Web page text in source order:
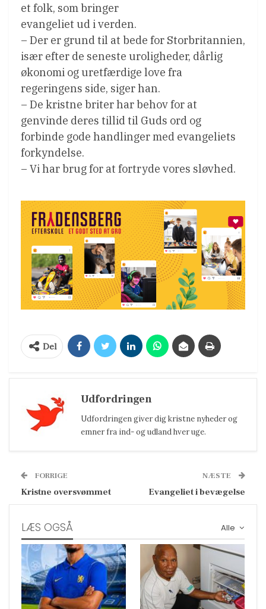
et folk, som bringer
evangeliet ud i verden.
– Der er grund til at bede for Storbritannien,
især efter de seneste uroligheder, dårlig
økonomi og uretfærdige love fra
regeringens side, siger han.
– De kristne briter har behov for at
genvinde deres tillid til Guds ord og
forbinde gode handlinger med evangeliets
forkyndelse.
– Vi har brug for at fortryde vores sløvhed.
Del
Udfordringen
Udfordringen giver dig kristne nyheder og
emner fra ind- og udland hver uge.
FORRIGE
Kristne oversvømmet
NÆSTE
Evangeliet i bevægelse
Alle
LÆS OGSÅ